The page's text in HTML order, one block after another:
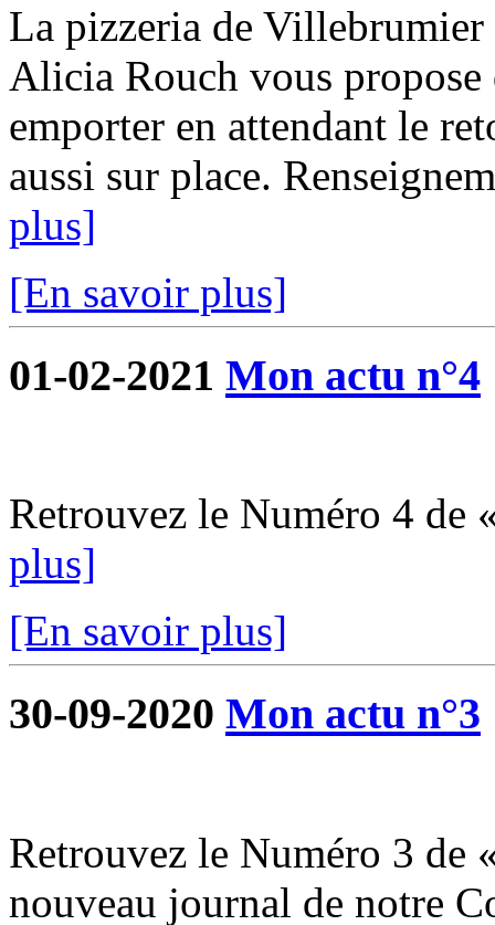
La pizzeria de
Alicia Rouch vous propose
emporter en attendant le
aussi sur place.
plus]
[En savoir plus]
01-02-2021 Mon actu n°4
Retrouvez le Numéro 4 de
plus]
[En savoir plus]
30-09-2020 Mon actu n°3
Retrouvez le Numéro 3 de
nouveau journal de notre